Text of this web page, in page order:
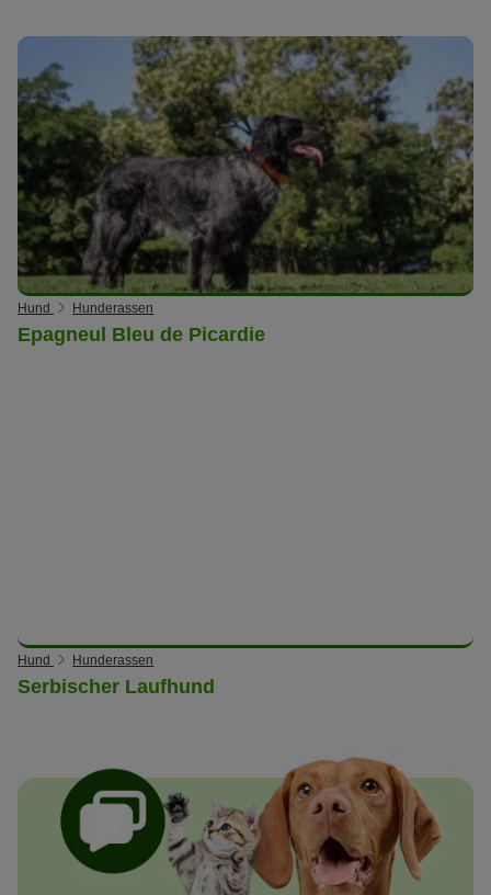
Hund Hunderassen
Epagneul Bleu de Picardie
Hund Hunderassen
Serbischer Laufhund